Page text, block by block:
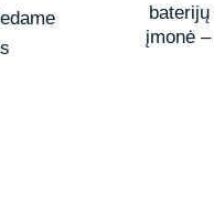
įmonė